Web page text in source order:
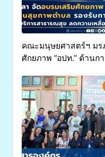
คณะมนุษยศาสตร์ฯ มร
ศักยภาพ “อปท.” ด้านก
ทุพพลภาพเพื่อเข้ารับ
เหลื่อมล้ำ ยกระดับคุณ
ยั่งยืน